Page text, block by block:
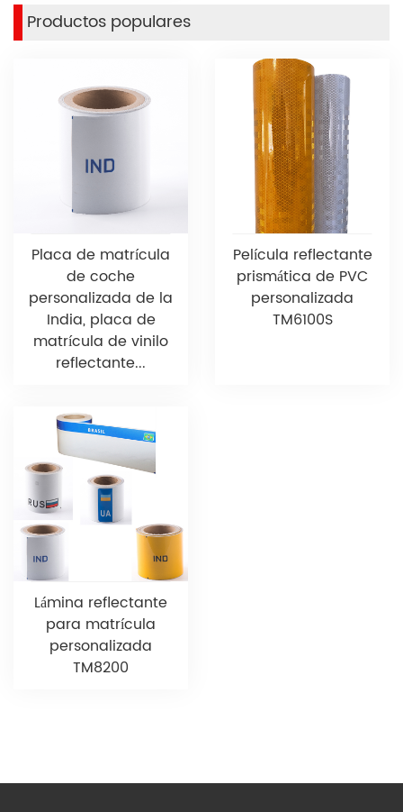
Productos populares
Placa de matrícula
de coche
personalizada de la
India, placa de
matrícula de vinilo
reflectante...
Película reflectante
prismática de PVC
personalizada
TM6100S
Lámina reflectante
para matrícula
personalizada
TM8200